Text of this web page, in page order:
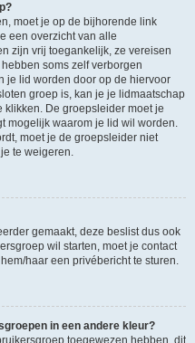
moet je op de bijhorende link
een overzicht van alle
zijn vrij toegankelijk, ze vereisen
soms zelf verborgen
je lid worden door op de hiervoor
groep is, kan je je lidmaatschap
De groepsleider moet je
mogelijk waarom je lid wil worden.
moet je de groepsleider niet
te weigeren.
gemaakt, deze beslist dus ook
wil starten, moet je contact
haar een privébericht te sturen.
in een andere kleur?
toegewezen hebben, dit